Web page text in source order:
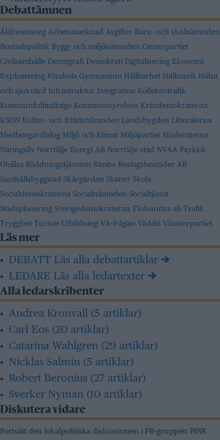
Debattämnen
Äldreomsorg Arbetsmarknad Avgifter Barn- och skolnämnden
Bostadspolitik Bygg- och miljönämnden Centerpartiet
Civilsamhälle Demografi Demokrati Digitalisering Ekonomi
Exploatering Förskola Gymnasium Hållbarhet Hallstavik Hälsa
och sjukvård Infrastruktur Integration Kollektivtrafik
Kommunfullmäktige Kommunstyrelsen Kristdemokraterna
KSON Kultur- och fritidsnämnden Landsbygden Liberalerna
Medborgardialog Miljö och klimat Miljöpartiet Moderaterna
Näringsliv Norrtälje Energi AB Norrtälje stad NVAA Psykisk
Ohälsa Räddningstjänsten Rimbo Roslagsbostäder AB
Samhällsbyggnad Skärgården Skatter Skola
Socialdemokraterna Socialnämnden Socialtjänst
Stadsplanering Sverigedemokraterna TIohundra ab Trafik
Trygghet Turism Utbildning VA-frågan Väddö Vänsterpartiet
Läs mer
DEBATT Läs alla debattartiklar →
LEDARE Läs alla ledartexter →
Alla ledarskribenter
Andrea Kronvall (5 artiklar)
Carl Eos (20 artiklar)
Catarina Wahlgren (29 artiklar)
Nicklas Salmin (5 artiklar)
Robert Beronius (27 artiklar)
Sverker Nyman (10 artiklar)
Diskutera vidare
Fortsätt den lokalpolitiska diskussionen i FB-gruppen PINK